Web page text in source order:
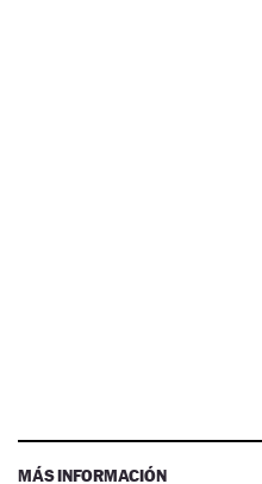
MÁS INFORMACIÓN